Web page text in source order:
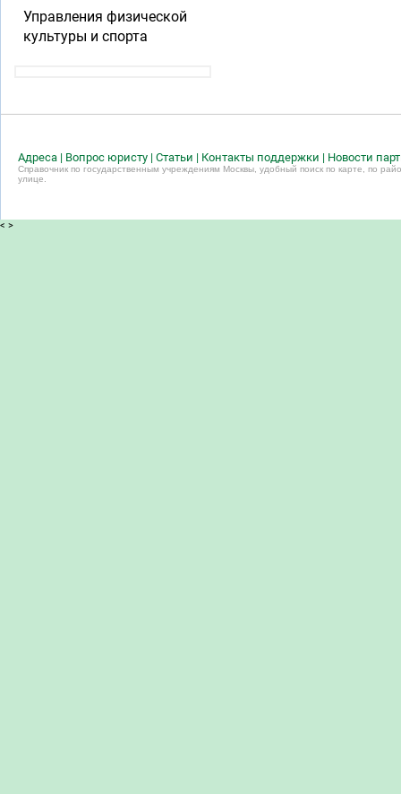
Управления физической
культуры и спорта
Адреса | Вопрос юристу | Статьи | Контакты поддержки | Новости
Справочник по государственным учреждениям Москвы, удобный поиск по карте, по
улице.
< >